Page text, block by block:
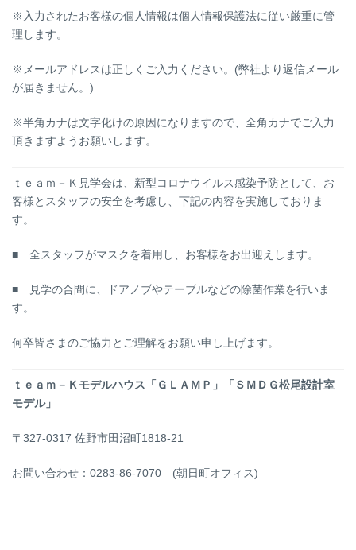
※入力されたお客様の個人情報は個人情報保護法に従い厳重に管
理します。
※メールアドレスは正しくご入力ください。(弊社より返信メール
が届きません。)
※半角カナは文字化けの原因になりますので、全角カナでご入力
頂きますようお願いします。
ｔｅａｍ－Ｋ見学会は、新型コロナウイルス感染予防として、お
客様とスタッフの安全を考慮し、下記の内容を実施しておりま
す。
■ 全スタッフがマスクを着用し、お客様をお出迎えします。
■ 見学の合間に、ドアノブやテーブルなどの除菌作業を行いま
す。
何卒皆さまのご協力とご理解をお願い申し上げます。
ｔｅａｍ－Ｋモデルハウス「ＧＬＡＭＰ」「ＳＭＤＧ松尾設計室
モデル」
〒327-0317 佐野市田沼町1818-21
お問い合わせ：0283-86-7070 (朝日町オフィス)